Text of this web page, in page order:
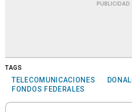
PUBLICIDAD
TAGS
TELECOMUNICACIONES
FONDOS FEDERALES